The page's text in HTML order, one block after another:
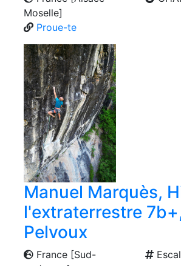
Moselle]
Proue-te
Manuel Marquès,
l'extraterrestre
Pelvoux
France [Sud-